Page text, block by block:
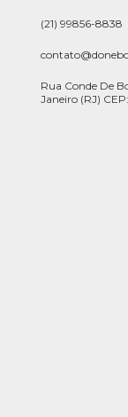
(21) 99856-8838
Rua Conde De
Janeiro (RJ)